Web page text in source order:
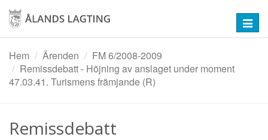
Hoppa
huvudinnehåll
Hem
Ärenden
FM 6/2008-2009
Remissdebatt - Höjning av anslaget under moment
47.03.41. Turismens främjande (R)
Remissdebatt